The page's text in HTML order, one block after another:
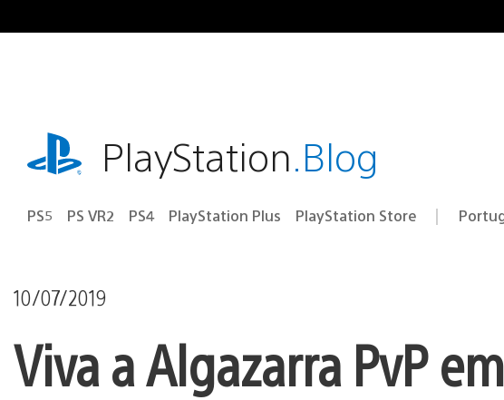
para
playstation.comPlayStation.Blog
PS5 PS VR2 PS4 PlayStation Plus PlayStation Store
10/07/2019
Viva a Algazarra PvP